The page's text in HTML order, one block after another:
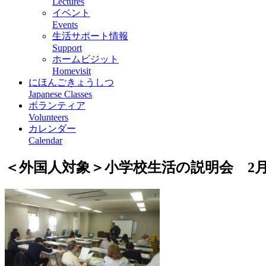
イベント
Events
生活サポート情報
Support
ホームビジット
Homevisit
にほんごきょうしつ
Japanese Classes
ボランティア
Volunteers
カレンダー
Calendar
＜外国人対象＞小学校生活の説明会 2